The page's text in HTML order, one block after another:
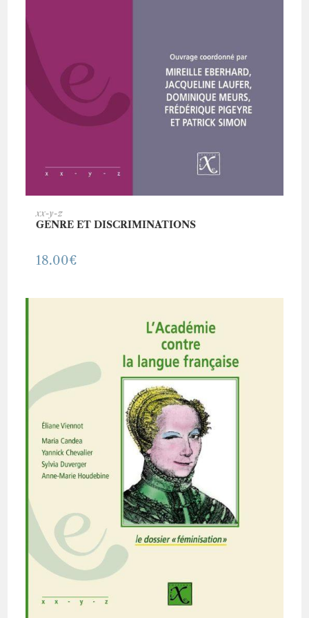
xx-y-z
GENRE ET DISCRIMINATIONS
18.00€